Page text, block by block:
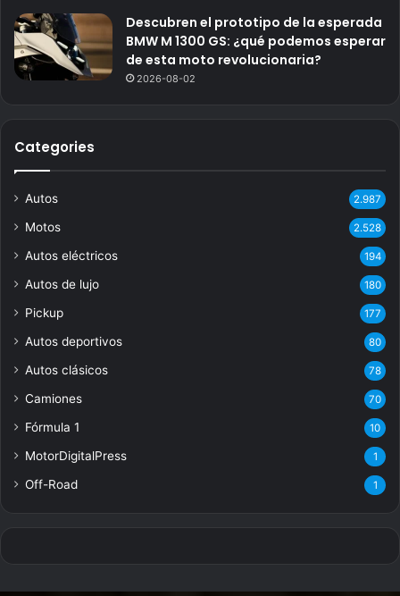
Descubren el prototipo de la esperada
BMW M 1300 GS: ¿qué podemos esperar
de esta moto revolucionaria?
2026-08-02
Categories
Autos 2.987
Motos 2.528
Autos eléctricos 194
Autos de lujo 180
Pickup 177
Autos deportivos 80
Autos clásicos 78
Camiones 70
Fórmula 1 10
MotorDigitalPress 1
Off-Road 1